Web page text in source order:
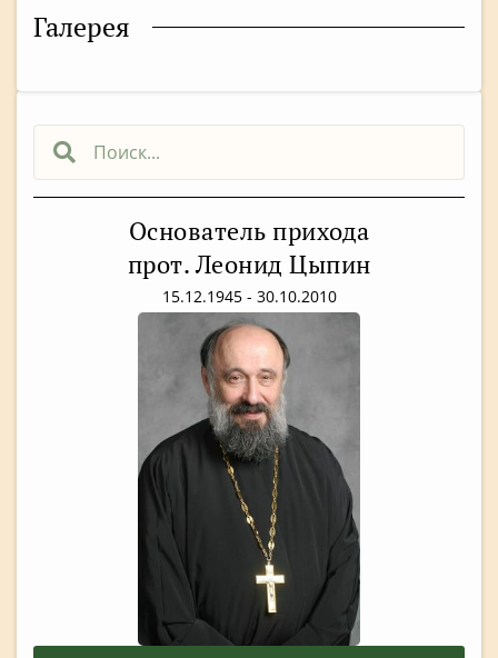
Основатель прихода
прот. Леонид Цыпин
15.12.1945 - 30.10.2010
Галерея